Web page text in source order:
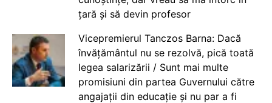
țară și să devin profesor
Vicepremierul Tanczos Barna: Dacă
învățământul nu se rezolvă, pică toată
legea salarizării / Sunt mai multe
promisiuni din partea Guvernului către
angajații din educație și nu par a fi